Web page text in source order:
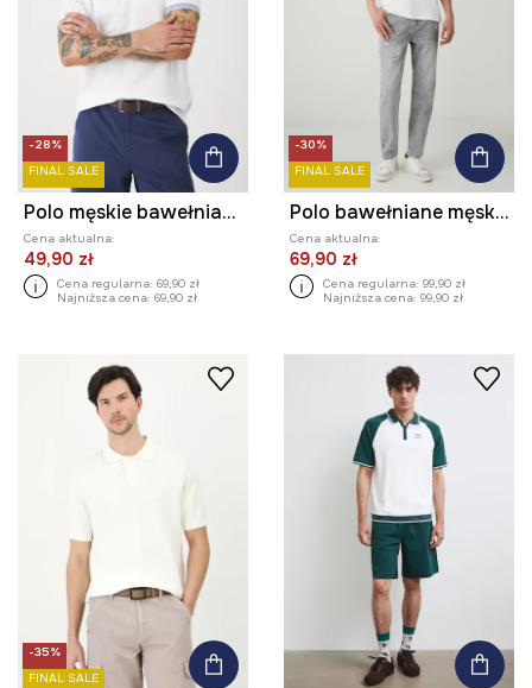
-28%
FINAL SALE
Polo męskie bawełniane z elastanem ze strukturalnej dzianiny
Cena aktualna:
49,90 zł
Cena regularna: 69,90 zł
Najniższa cena: 69,90 zł
-30%
FINAL SALE
Polo bawełniane męskie z elastanem melanżowe kolor biały
Cena aktualna:
69,90 zł
Cena regularna: 99,90 zł
Najniższa cena: 99,90 zł
-35%
FINAL SALE